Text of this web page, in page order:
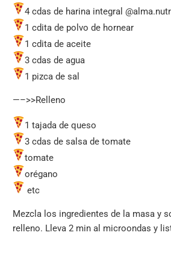
4 cdas de harina integral
1 cdita de polvo de hornear
1 cdita de aceite
3 cdas de agua
1 pizca de sal
—–>>Relleno
1 tajada de queso
3 cdas de salsa de tomate
tomate
orégano
etc
Mezcla los ingredientes de la masa y
relleno. Lleva 2 min al microondas y